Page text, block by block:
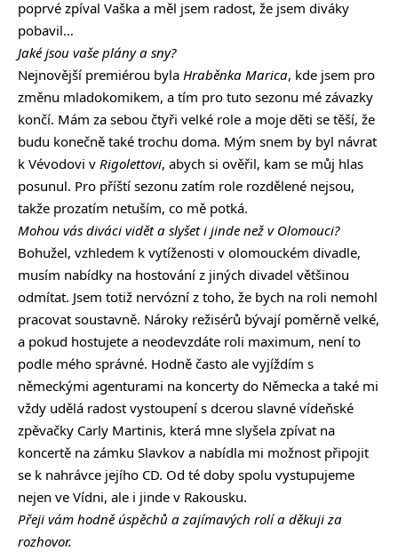
poprvé zpíval Vaška a měl jsem radost, že jsem diváky
pobavil…
Jaké jsou vaše plány a sny?
Nejnovější premiérou byla Hraběnka Marica, kde jsem pro
změnu mladokomikem, a tím pro tuto sezonu mé závazky
končí. Mám za sebou čtyři velké role a moje děti se těší, že
budu konečně také trochu doma. Mým snem by byl návrat
k Vévodovi v Rigolettovi, abych si ověřil, kam se můj hlas
posunul. Pro příští sezonu zatím role rozdělené nejsou,
takže prozatím netuším, co mě potká.
Mohou vás diváci vidět a slyšet i jinde než v Olomouci?
Bohužel, vzhledem k vytíženosti v olomouckém divadle,
musím nabídky na hostování z jiných divadel většinou
odmítat. Jsem totiž nervózní z toho, že bych na roli nemohl
pracovat soustavně. Nároky režisérů bývají poměrně velké,
a pokud hostujete a neodevzdáte roli maximum, není to
podle mého správné. Hodně často ale vyjíždím s
německými agenturami na koncerty do Německa a také mi
vždy udělá radost vystoupení s dcerou slavné vídeňské
zpěvačky Carly Martinis, která mne slyšela zpívat na
koncertě na zámku Slavkov a nabídla mi možnost připojit
se k nahrávce jejího CD. Od té doby spolu vystupujeme
nejen ve Vídni, ale i jinde v Rakousku.
Přeji vám hodně úspěchů a zajímavých rolí a děkuji za
rozhovor.